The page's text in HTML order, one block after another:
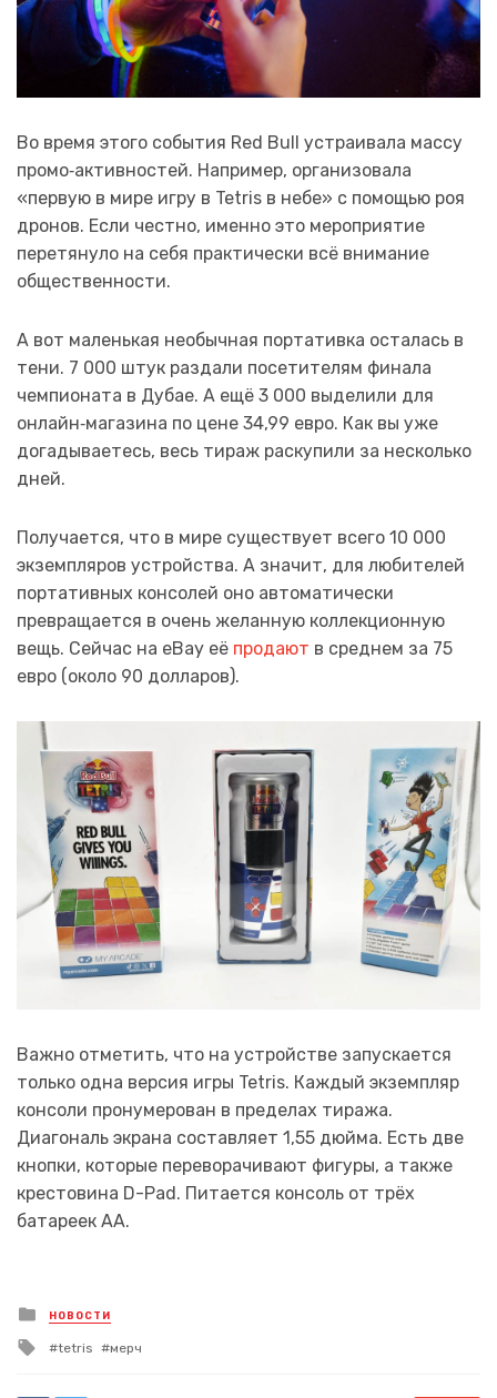
Во время этого события Red Bull устраивала массу
промо‑активностей. Например, организовала
«первую в мире игру в Tetris в небе» с помощью роя
дронов. Если честно, именно это мероприятие
перетянуло на себя практически всё внимание
общественности.
А вот маленькая необычная портативка осталась в
тени. 7 000 штук раздали посетителям финала
чемпионата в Дубае. А ещё 3 000 выделили для
онлайн‑магазина по цене 34,99 евро. Как вы уже
догадываетесь, весь тираж раскупили за несколько
дней.​
Получается, что в мире существует всего 10 000
экземпляров устройства. А значит, для любителей
портативных консолей оно автоматически
превращается в очень желанную коллекционную
вещь. Сейчас на eBay её продают в среднем за 75
евро (около 90 долларов).
Важно отметить, что на устройстве запускается
только одна версия игры Tetris. Каждый экземпляр
консоли пронумерован в пределах тиража.
Диагональ экрана составляет 1,55 дюйма. Есть две
кнопки, которые переворачивают фигуры, а также
крестовина D-Pad. Питается консоль от трёх
батареек AA.
Posted
in
НОВОСТИ
Tagged
tetris мерч